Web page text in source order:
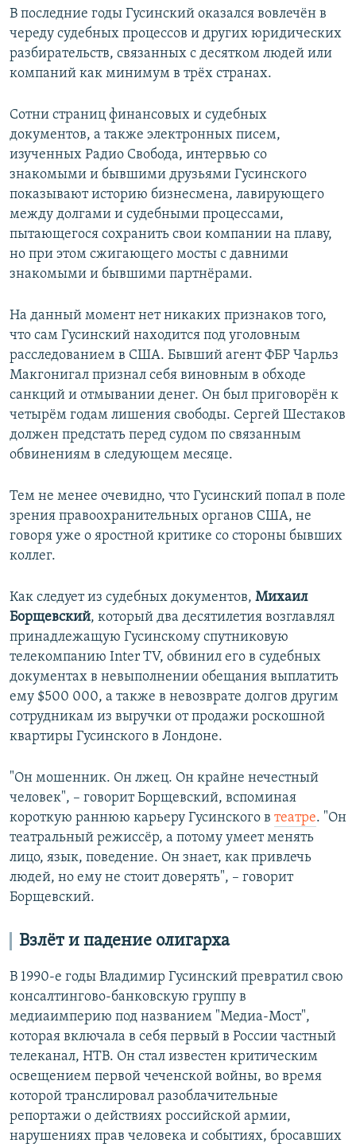
В последние годы Гусинский оказался вовлечён в
череду судебных процессов и других юридических
разбирательств, связанных с десятком людей или
компаний как минимум в трёх странах.
Сотни страниц финансовых и судебных
документов, а также электронных писем,
изученных Радио Свобода, интервью со
знакомыми и бывшими друзьями Гусинского
показывают историю бизнесмена, лавирующего
между долгами и судебными процессами,
пытающегося сохранить свои компании на плаву,
но при этом сжигающего мосты с давними
знакомыми и бывшими партнёрами.
На данный момент нет никаких признаков того,
что сам Гусинский находится под уголовным
расследованием в США. Бывший агент ФБР Чарльз
Макгонигал признал себя виновным в обходе
санкций и отмывании денег. Он был приговорён к
четырём годам лишения свободы. Сергей Шестаков
должен предстать перед судом по связанным
обвинениям в следующем месяце.
Тем не менее очевидно, что Гусинский попал в поле
зрения правоохранительных органов США, не
говоря уже о яростной критике со стороны бывших
коллег.
Как следует из судебных документов, Михаил
Борщевский, который два десятилетия возглавлял
принадлежащую Гусинскому спутниковую
телекомпанию Inter TV, обвинил его в судебных
документах в невыполнении обещания выплатить
ему $500 000, а также в невозврате долгов другим
сотрудникам из выручки от продажи роскошной
квартиры Гусинского в Лондоне.
"Он мошенник. Он лжец. Он крайне нечестный
человек", – говорит Борщевский, вспоминая
короткую раннюю карьеру Гусинского в театре. "Он
театральный режиссёр, а потому умеет менять
лицо, язык, поведение. Он знает, как привлечь
людей, но ему не стоит доверять", – говорит
Борщевский.
Взлёт и падение олигарха
В 1990-е годы Владимир Гусинский превратил свою
консалтингово-банковскую группу в
медиаимперию под названием "Медиа-Мост",
которая включала в себя первый в России частный
телеканал, НТВ. Он стал известен критическим
освещением первой чеченской войны, во время
которой транслировал разоблачительные
репортажи о действиях российской армии,
нарушениях прав человека и событиях, бросавших